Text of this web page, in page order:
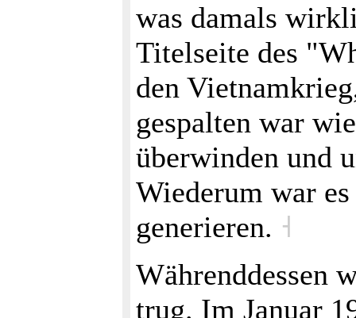
was damals
Titelseite des
den
gespalten war
überwinden und
Wiederum war
generieren. ˧
Währenddessen
trug. Im Januar